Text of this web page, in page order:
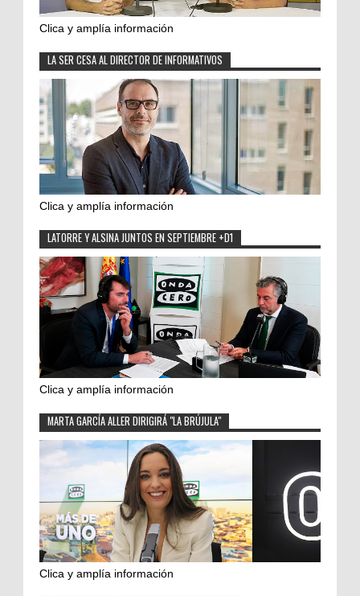
Clica y amplía información
LA SER CESA AL DIRECTOR DE INFORMATIVOS
Clica y amplía información
LATORRE Y ALSINA JUNTOS EN SEPTIEMBRE +D1
Clica y amplía información
MARTA GARCÍA ALLER DIRIGIRÁ "LA BRÚJULA"
Clica y amplía información